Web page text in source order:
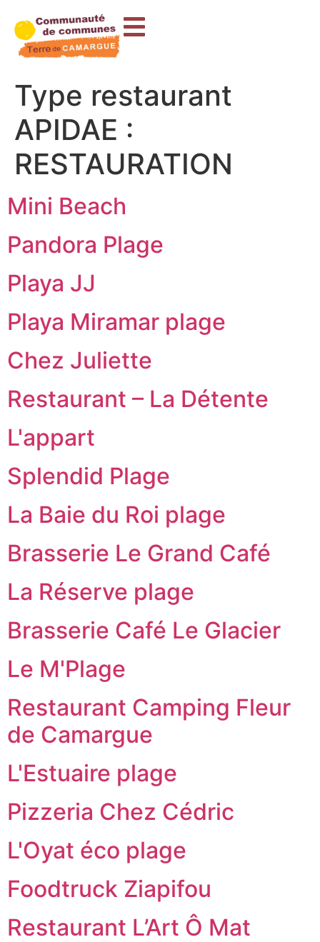
principal
Type restaurant
APIDAE :
RESTAURATION
Mini Beach
Pandora Plage
Playa JJ
Playa Miramar plage
Chez Juliette
Restaurant – La Détente
L'appart
Splendid Plage
La Baie du Roi plage
Brasserie Le Grand Café
La Réserve plage
Brasserie Café Le Glacier
Le M'Plage
Restaurant Camping Fleur
de Camargue
L'Estuaire plage
Pizzeria Chez Cédric
L'Oyat éco plage
Foodtruck Ziapifou
Restaurant L’Art Ô Mat